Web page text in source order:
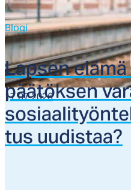
17.07.2026
Blogi
Lap­sen
pää­tök­sen
tus uu­dis­taa?